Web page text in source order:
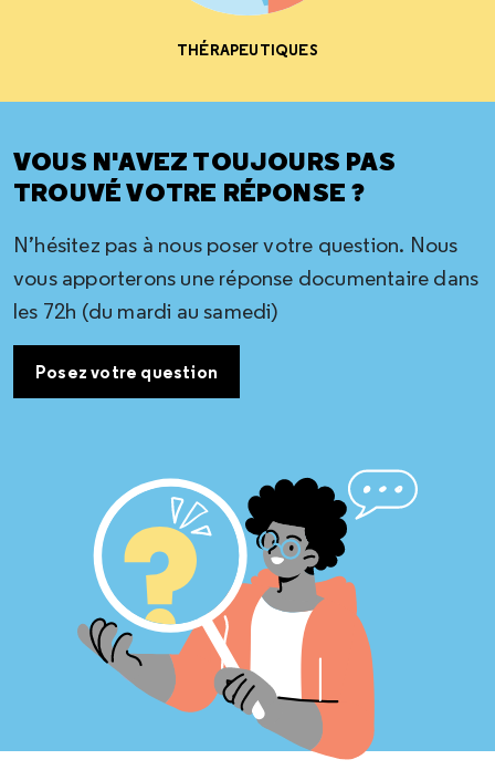
THÉRAPEUTIQUES
VOUS N'AVEZ TOUJOURS PAS
TROUVÉ VOTRE RÉPONSE ?
N’hésitez pas à nous poser votre question. Nous
vous apporterons une réponse documentaire dans
les 72h (du mardi au samedi)
Posez votre question